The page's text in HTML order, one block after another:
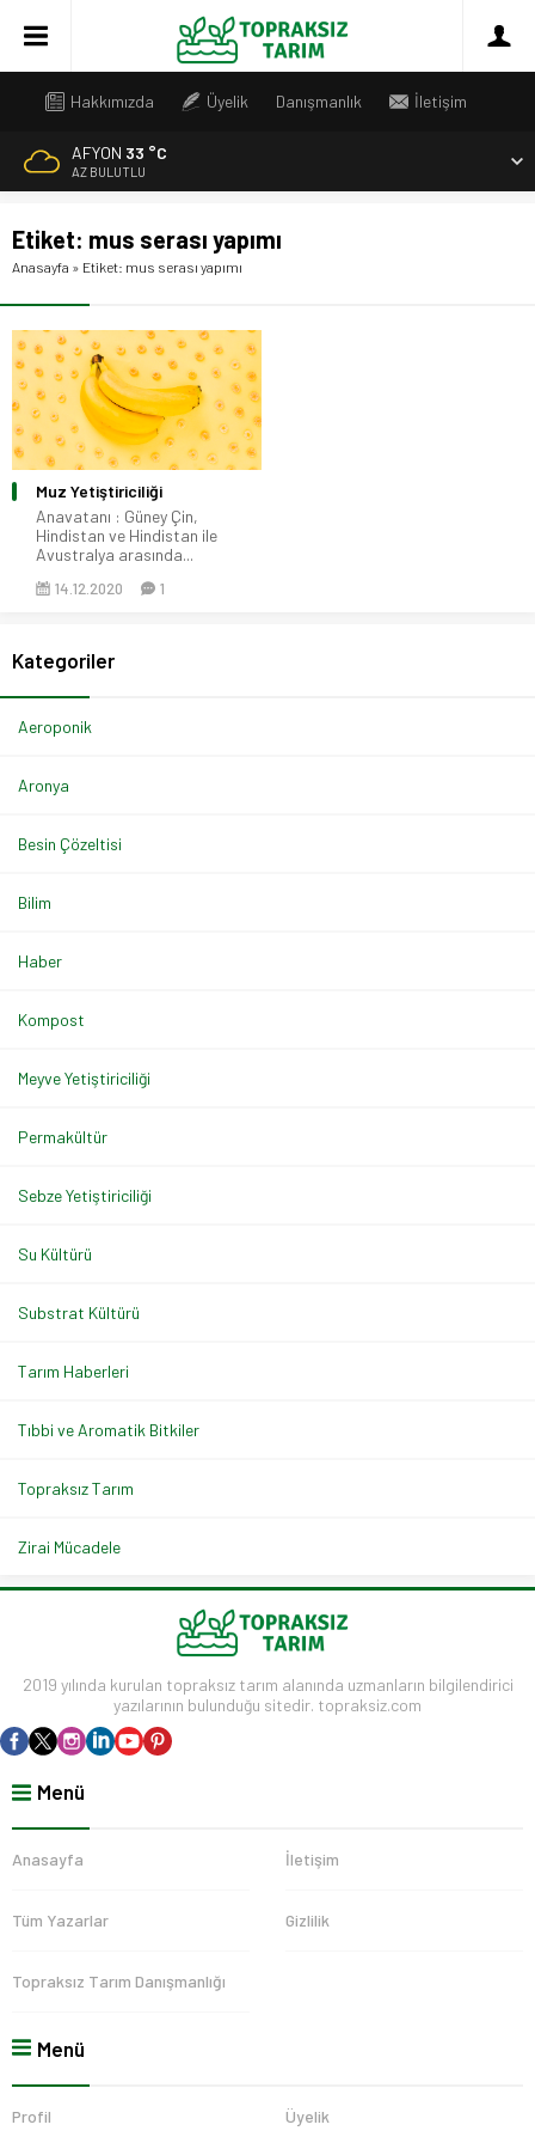
Hakkımızda Üyelik Danışmanlık İletişim
AFYON 33 °C
AZ BULUTLU
Etiket: mus serası yapımı
Anasayfa » Etiket: mus serası yapımı
Muz Yetiştiriciliği
Anavatanı : Güney Çin,
Hindistan ve Hindistan ile
Avustralya arasında...
14.12.2020 1
Kategoriler
Aeroponik
Aronya
Besin Çözeltisi
Bilim
Haber
Kompost
Meyve Yetiştiriciliği
Permakültür
Sebze Yetiştiriciliği
Su Kültürü
Substrat Kültürü
Tarım Haberleri
Tıbbi ve Aromatik Bitkiler
Topraksız Tarım
Zirai Mücadele
2019 yılında kurulan topraksız tarım alanında uzmanların bilgilendirici
yazılarının bulunduğu sitedir. topraksiz.com
Menü
Anasayfa İletişim
Tüm Yazarlar Gizlilik
Topraksız Tarım Danışmanlığı
Menü
Profil Üyelik